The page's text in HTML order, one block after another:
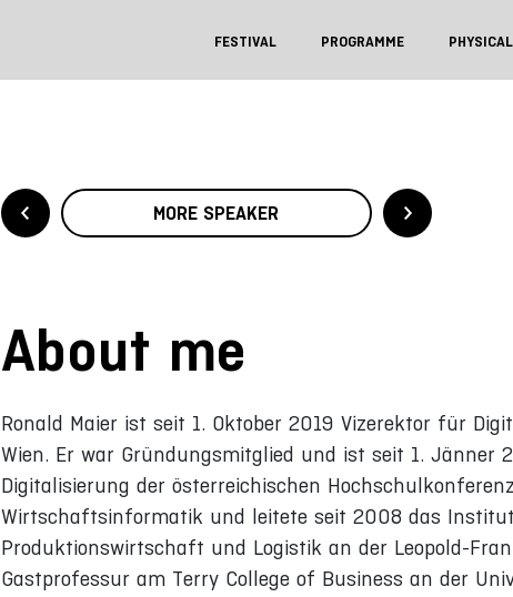
FESTIVAL PROGRAMME
MORE SPEAKER
About me
Ronald Maier ist seit 1. Oktober 2019 Vizerektor für
Wien. Er war Gründungsmitglied und ist seit 1. Jänner
Digitalisierung der österreichischen
Wirtschaftsinformatik und leitete seit 2008 das
Produktionswirtschaft und Logistik an der Leopold-
Gastprofessur am Terry College of Business an der